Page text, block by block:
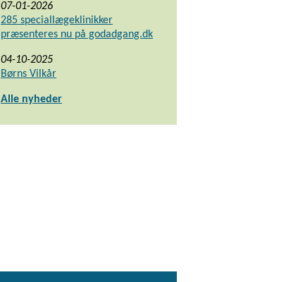
07-01-2026
285 speciallægeklinikker
præsenteres nu på godadgang.dk
04-10-2025
Børns Vilkår
Alle nyheder